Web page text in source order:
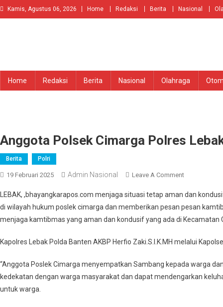
Skip
to
Kamis, Agustus 06, 2026 Home Redaksi Berita Nasional
Home Redaksi Berita Nasional Olahraga
Anggota Polsek Cimarga Polres
Berita Polri
19 Februari 2025 Admin Nasional Leave A CommentOn
Polsek
Cimarga
Polres
Laksanakan
Dialogis*
LEBAK, ,bhayangkarapos.com menjaga situasi tetap aman dan
di wilayah hukum poslek cimarga dan memberikan pesan pesan
menjaga kamtibmas yang aman dan kondusif yang ada di
Kapolres Lebak Polda Banten AKBP Herfio Zaki.S.I.K.MH melalui
“Anggota Poslek Cimarga menyempatkan Sambang kepada warga
kedekatan dengan warga masyarakat dan dapat mendengarkan
untuk warga.